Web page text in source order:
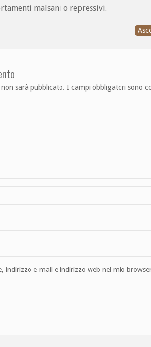
malsani o repressivi.
sarà pubblicato. I campi obbligatori sono
indirizzo e-mail e indirizzo web nel mio